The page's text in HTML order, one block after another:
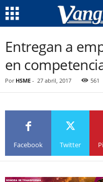
Entregan a
en
Por HSME - 27 abril, 2017 561
Facebook Twitter